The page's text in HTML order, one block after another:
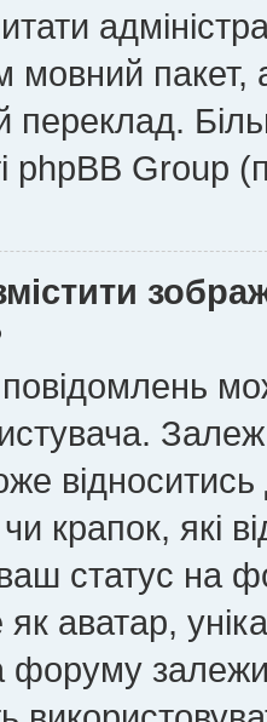
мовний
переклад.
phpBB Group
відноситись
чи крапок, які
статус на
аватар,
форуму